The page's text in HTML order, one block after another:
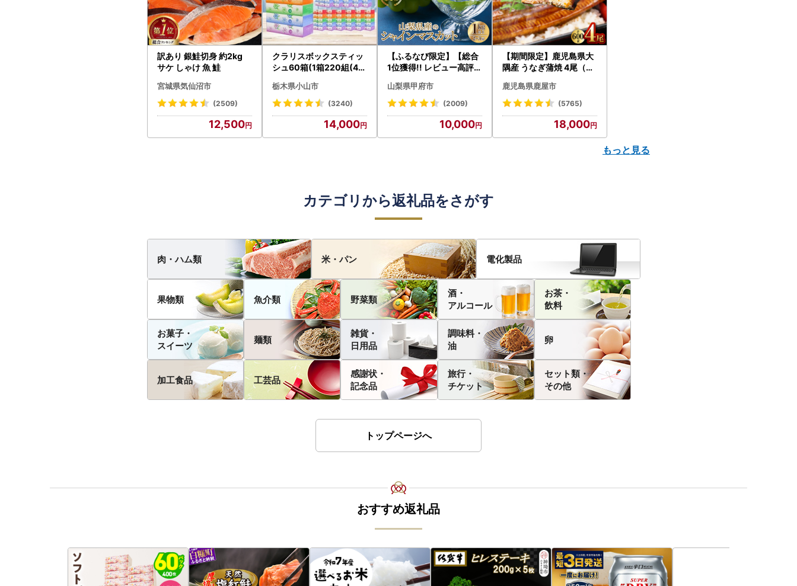
訳あり 銀鮭切身 約2kg
サケ しゃけ 魚 鮭
宮城県気仙沼市
(2509)
12,500
クラリスボックスティッ
シュ60箱(1箱220組(44
ト)【配送不可地域：離島
・沖縄県】【1256759】
栃木県小山市
(3240)
14,000
【ふるなび限定】【総合
1位獲得!! レビュー高評価
〉山梨県産 シャインマス
カット 2～3房（1.0kg以
N-Limited-SP
山梨県甲府市
(2009)
10,000
【期間限定】鹿児島県大
隅産 うなぎ蒲焼 4尾（60
cp18 うなぎ 鰻 魚 惣菜 総
菜
鹿児島県鹿屋市
(5765)
18,000
もっと見る
カテゴリから返礼品をさがす
肉・ハム類 米・パン 電化製品
果物類 魚介類 野菜類
酒・
アルコール
お茶・
飲料
お菓子・
スイーツ
麺類
雑貨・
日用品
調味料・
油
卵
加工食品 工芸品
感謝状・
記念品
旅行・
チケット
セット類・
その他
トップページへ
おすすめ返礼品